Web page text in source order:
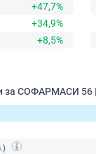
+47,7%
+34,9%
+8,5%
за СОФАРМАСИ